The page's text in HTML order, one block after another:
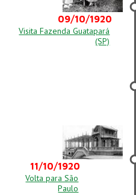
09/10/1920
Visita Fazenda Guatapará
(SP)
11/10/1920
Volta para São
Paulo